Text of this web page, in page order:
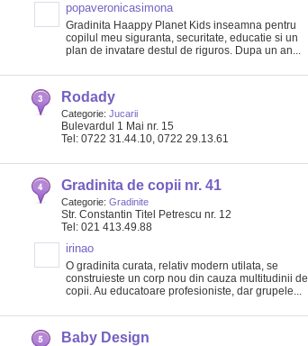
popaveronicasimona
Gradinita Haappy Planet Kids inseamna pentru
copilul meu siguranta, securitate, educatie si un
plan de invatare destul de riguros. Dupa un an...
Rodady
Categorie: Jucarii
Bulevardul 1 Mai nr. 15
Tel: 0722 31.44.10, 0722 29.13.61
Gradinita de copii nr. 41
Categorie: Gradinite
Str. Constantin Titel Petrescu nr. 12
Tel: 021 413.49.88
irinao
O gradinita curata, relativ modern utilata, se
construieste un corp nou din cauza multitudinii de
copii. Au educatoare profesioniste, dar grupele...
Baby Design